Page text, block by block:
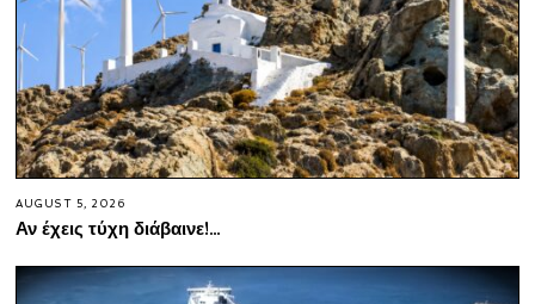
AUGUST 5, 2026
Αν έχεις τύχη διάβαινε!…